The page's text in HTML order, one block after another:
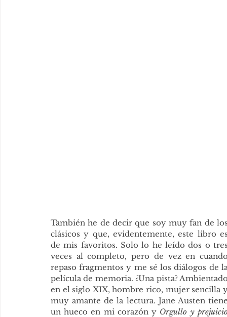
También he de decir que soy muy fan de
clásicos y que, evidentemente, este libro
de mis favoritos. Solo lo he leído dos o
veces al completo, pero de vez en
repaso fragmentos y me sé los diálogos de
película de memoria. ¿Una pista?
en el siglo XIX, hombre rico, mujer sencilla
muy amante de la lectura. Jane Austen
un hueco en mi corazón y Orgullo y